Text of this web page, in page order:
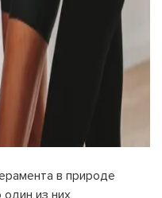
в природе
из них